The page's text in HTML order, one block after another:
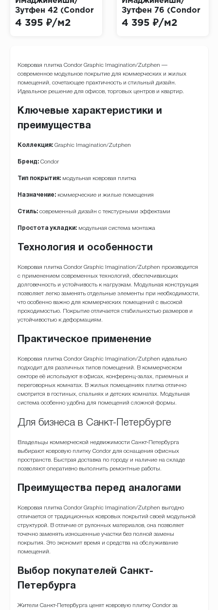
Зутфен 42 (Condor
Graphic Imagination
4 395 ₽/м2
Зутфен 76 (Condor
Graphic Imagination
4 395 ₽/м2
Ковровая плитка Condor Graphic Imagination/Zutphen —
современное модульное покрытие для коммерческих и жилых
помещений, сочетающее практичность и стильный дизайн.
Идеальное решение для офисов, торговых центров и квартир.
Ключевые характеристики и
преимущества
Коллекция:Graphic Imagination/Zutphen
Бренд:Condor
Тип покрытия:модульная ковровая плитка
Назначение:коммерческие и жилые помещения
Стиль:современный дизайн с текстурными эффектами
Простота укладки:модульная система монтажа
Технология и особенности
Ковровая плитка Condor Graphic Imagination/Zutphen производится
с применением современных технологий, обеспечивающих
долговечность и устойчивость к нагрузкам. Модульная конструкция
позволяет легко заменять отдельные элементы при необходимости,
что особенно важно для коммерческих помещений с высокой
проходимостью. Покрытие отличается стабильностью размеров и
устойчивостью к деформациям.
Практическое применение
Ковровая плитка Condor Graphic Imagination/Zutphen идеально
подходит для различных типов помещений. В коммерческом
секторе её используют в офисах, конференц-залах, приемных и
переговорных комнатах. В жилых помещениях плитка отлично
смотрится в гостиных, спальнях и детских комнатах. Модульная
система особенно удобна для помещений сложной формы.
Для бизнеса в Санкт-Петербурге
Владельцы коммерческой недвижимости Санкт-Петербурга
выбирают ковровую плитку Condor для оснащения офисных
пространств. Быстрая доставка по городу и наличие на складе
позволяют оперативно выполнить ремонтные работы.
Преимущества перед аналогами
Ковровая плитка Condor Graphic Imagination/Zutphen выгодно
отличается от традиционных ковровых покрытий своей модульной
структурой. В отличие от рулонных материалов, она позволяет
точечно заменять изношенные участки без полной замены
покрытия. Это экономит время и средства на обслуживание
помещений.
Выбор покупателей Санкт-
Петербурга
Жители Санкт-Петербурга ценят ковровую плитку Condor за